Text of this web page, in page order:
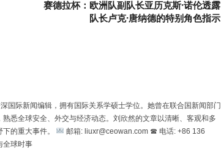
赛德拉杯：欧洲队副队长亚历克斯·诺伦透露
队长卢克·唐纳德的特别角色指示
国际新闻编辑，拥有国际关系学硕士学位。她曾在联合国新闻部门
悉全球安全、外交与经济动态。刘欣然的文章以清晰、客观和多
的重大事件。
邮箱: liuxr@ceowan.com ☎ 电话: +86 136
全球时事